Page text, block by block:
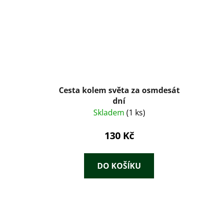
Cesta kolem světa za osmdesát
dní
Skladem (1 ks)
130 Kč
DO KOŠÍKU